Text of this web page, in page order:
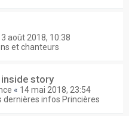
août 2018, 10:38
et chanteurs
inside story
« 14 mai 2018, 23:54
dernières infos Princières